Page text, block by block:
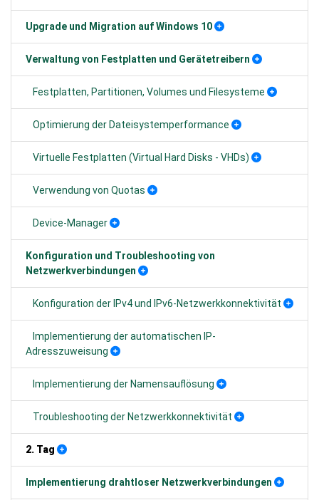
Upgrade und Migration auf Windows 10
Verwaltung von Festplatten und Gerätetreibern
Festplatten, Partitionen, Volumes und Filesysteme
Optimierung der Dateisystemperformance
Virtuelle Festplatten (Virtual Hard Disks - VHDs)
Verwendung von Quotas
Device-Manager
Konfiguration und Troubleshooting von
Netzwerkverbindungen
Konfiguration der IPv4 und IPv6-Netzwerkkonnektivität
Implementierung der automatischen IP-
Adresszuweisung
Implementierung der Namensauflösung
Troubleshooting der Netzwerkkonnektivität
2. Tag
Implementierung drahtloser Netzwerkverbindungen